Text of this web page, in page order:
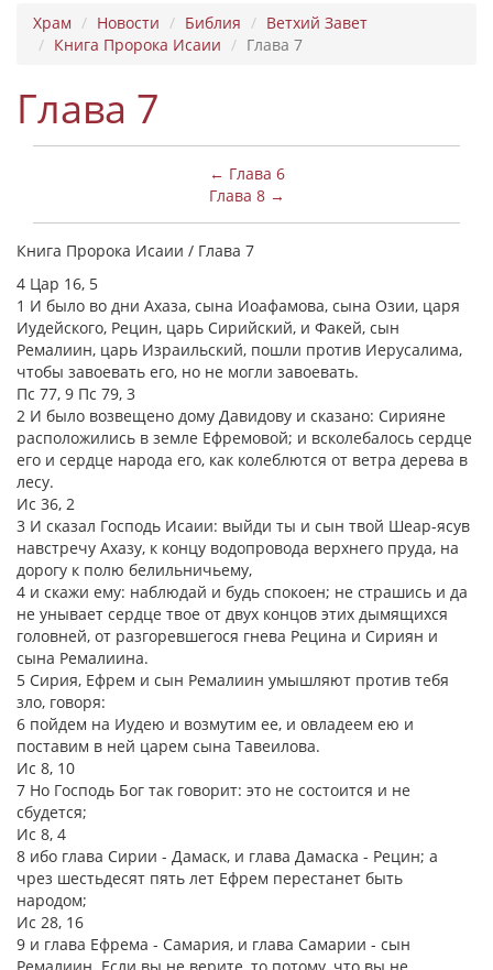
Храм Новости Библия
Ветхий Завет
Книга Пророка Исаии
Глава 7
Глава 7
← Глава 6
Глава 8 →
Книга Пророка Исаии / Глава 7
4 Цар 16, 5
1 И было во дни Ахаза, сына Иоафамова, сына Озии, царя
Иудейского, Рецин, царь Сирийский, и Факей, сын
Ремалиин, царь Израильский, пошли против Иерусалима,
чтобы завоевать его, но не могли завоевать.
Пс 77, 9 Пс 79, 3
2 И было возвещено дому Давидову и сказано: Сирияне
расположились в земле Ефремовой; и всколебалось сердце
его и сердце народа его, как колеблются от ветра дерева в
лесу.
Ис 36, 2
3 И сказал Господь Исаии: выйди ты и сын твой Шеар-ясув
навстречу Ахазу, к концу водопровода верхнего пруда, на
дорогу к полю белильничьему,
4 и скажи ему: наблюдай и будь спокоен; не страшись и да
не унывает сердце твое от двух концов этих дымящихся
головней, от разгоревшегося гнева Рецина и Сириян и
сына Ремалиина.
5 Сирия, Ефрем и сын Ремалиин умышляют против тебя
зло, говоря:
6 пойдем на Иудею и возмутим ее, и овладеем ею и
поставим в ней царем сына Тавеилова.
Ис 8, 10
7 Но Господь Бог так говорит: это не состоится и не
сбудется;
Ис 8, 4
8 ибо глава Сирии - Дамаск, и глава Дамаска - Рецин; а
чрез шестьдесят пять лет Ефрем перестанет быть
народом;
Ис 28, 16
9 и глава Ефрема - Самария, и глава Самарии - сын